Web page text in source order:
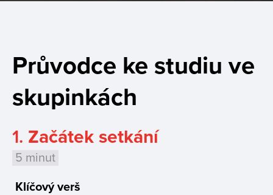
Průvodce ke studiu ve
skupinkách
1. Začátek setkání
5 minut
Klíčový verš